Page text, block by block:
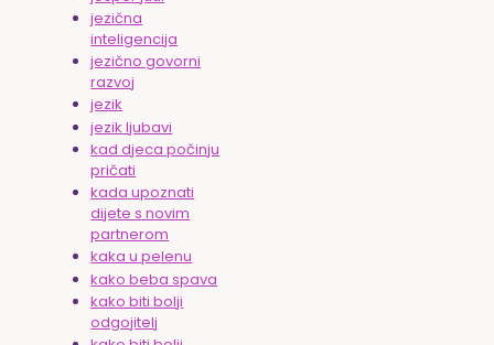
jezična
inteligencija
jezično govorni
razvoj
jezik
jezik ljubavi
kad djeca počinju
pričati
kada upoznati
dijete s novim
partnerom
kaka u pelenu
kako beba spava
kako biti bolji
odgojitelj